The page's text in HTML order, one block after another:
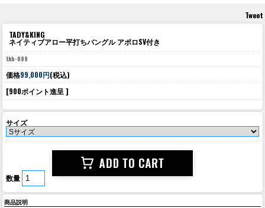
Tweet
TADY&KING
ネイティブアロー平打ちバングル アポロSV付き
tkb-099
価格99,000円(税込)
[900ポイント進呈 ]
サイズ
数量
商品説明